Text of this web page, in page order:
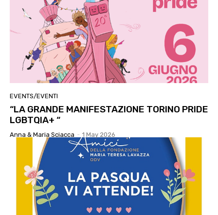
EVENTS/EVENTI
“LA GRANDE MANIFESTAZIONE TORINO PRIDE
LGBTQIA+ “
Anna & Maria Sciacca - 1 May 2026